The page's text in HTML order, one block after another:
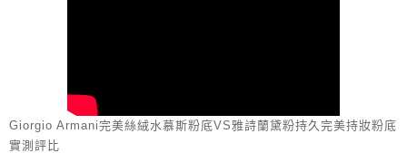
Giorgio Armani完美絲絨水慕斯粉底VS雅詩蘭黛粉持久完美持妝粉底
實測評比